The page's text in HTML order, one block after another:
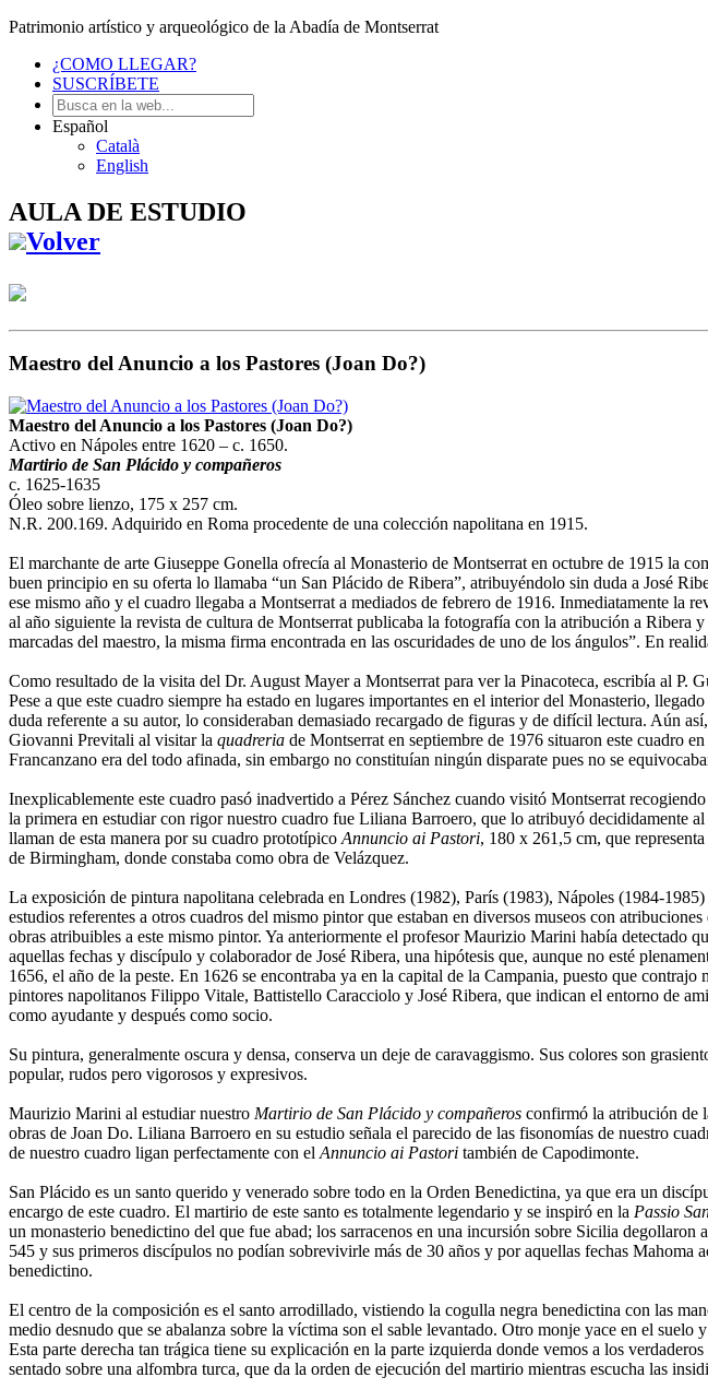
Patrimonio artístico y arqueológico de la Abadía de Montserrat
¿COMO LLEGAR?
SUSCRÍBETE
Español
Català
English
AULA DE ESTUDIO
Volver
Maestro del Anuncio a los Pastores (Joan Do?)
Maestro del Anuncio a los Pastores (Joan Do?)
Activo en Nápoles entre 1620 – c. 1650.
Martirio de San Plácido y compañeros
c. 1625-1635
Óleo sobre lienzo, 175 x 257 cm.
N.R. 200.169. Adquirido en Roma procedente de una colección napolitana en 1915.
El marchante de arte Giuseppe Gonella ofrecía al Monasterio de Montserrat en octubre de 1915 la
buen principio en su oferta lo llamaba “un San Plácido de Ribera”, atribuyéndolo sin duda a José
ese mismo año y el cuadro llegaba a Montserrat a mediados de febrero de 1916. Inmediatamente
al año siguiente la revista de cultura de Montserrat publicaba la fotografía con la atribución a Ribera
marcadas del maestro, la misma firma encontrada en las oscuridades de uno de los ángulos”. En
Como resultado de la visita del Dr. August Mayer a Montserrat para ver la Pinacoteca, escribía al
Pese a que este cuadro siempre ha estado en lugares importantes en el interior del Monasterio,
duda referente a su autor, lo consideraban demasiado recargado de figuras y de difícil lectura. Aún
Giovanni Previtali al visitar la quadreria de Montserrat en septiembre de 1976 situaron este cuadro
Francanzano era del todo afinada, sin embargo no constituían ningún disparate pues no se
Inexplicablemente este cuadro pasó inadvertido a Pérez Sánchez cuando visitó Montserrat
la primera en estudiar con rigor nuestro cuadro fue Liliana Barroero, que lo atribuyó decididamente
llaman de esta manera por su cuadro prototípico Annuncio ai Pastori, 180 x 261,5 cm, que
de Birmingham, donde constaba como obra de Velázquez.
La exposición de pintura napolitana celebrada en Londres (1982), París (1983), Nápoles (1984-
estudios referentes a otros cuadros del mismo pintor que estaban en diversos museos con
obras atribuibles a este mismo pintor. Ya anteriormente el profesor Maurizio Marini había detectado
aquellas fechas y discípulo y colaborador de José Ribera, una hipótesis que, aunque no esté
1656, el año de la peste. En 1626 se encontraba ya en la capital de la Campania, puesto que
pintores napolitanos Filippo Vitale, Battistello Caracciolo y José Ribera, que indican el entorno de
como ayudante y después como socio.
Su pintura, generalmente oscura y densa, conserva un deje de caravaggismo. Sus colores son
popular, rudos pero vigorosos y expresivos.
Maurizio Marini al estudiar nuestro Martirio de San Plácido y compañeros confirmó la atribución de
obras de Joan Do. Liliana Barroero en su estudio señala el parecido de las fisonomías de nuestro
de nuestro cuadro ligan perfectamente con el Annuncio ai Pastori también de Capodimonte.
San Plácido es un santo querido y venerado sobre todo en la Orden Benedictina, ya que era un
encargo de este cuadro. El martirio de este santo es totalmente legendario y se inspiró en la Passio
un monasterio benedictino del que fue abad; los sarracenos en una incursión sobre Sicilia
545 y sus primeros discípulos no podían sobrevivirle más de 30 años y por aquellas fechas Mahoma
benedictino.
El centro de la composición es el santo arrodillado, vistiendo la cogulla negra benedictina con las
medio desnudo que se abalanza sobre la víctima son el sable levantado. Otro monje yace en el
Esta parte derecha tan trágica tiene su explicación en la parte izquierda donde vemos a los
sentado sobre una alfombra turca, que da la orden de ejecución del martirio mientras escucha las